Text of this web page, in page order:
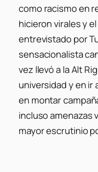
como racismo en
hicieron virales y
entrevistado por
sensacionalista
vez llevó a la Alt
universidad y en ir
en montar
incluso amenazas
mayor escrutinio